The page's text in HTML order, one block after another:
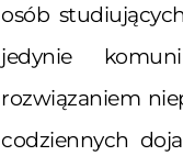
osób
jedynie
rozwiązaniem
codziennych